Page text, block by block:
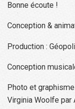
Bonne écoute !
Conception &
Production :
Conception
Photo et
Virginia Woolfe par